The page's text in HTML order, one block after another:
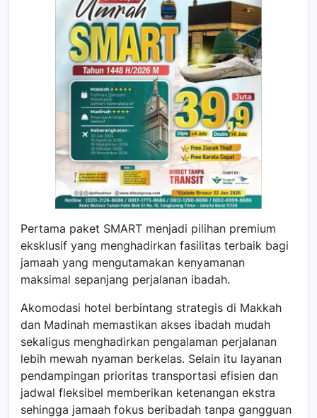
Pertama paket SMART menjadi pilihan premium
eksklusif yang menghadirkan fasilitas terbaik bagi
jamaah yang mengutamakan kenyamanan
maksimal sepanjang perjalanan ibadah.
Akomodasi hotel berbintang strategis di Makkah
dan Madinah memastikan akses ibadah mudah
sekaligus menghadirkan pengalaman perjalanan
lebih mewah nyaman berkelas. Selain itu layanan
pendampingan prioritas transportasi efisien dan
jadwal fleksibel memberikan ketenangan ekstra
sehingga jamaah fokus beribadah tanpa gangguan